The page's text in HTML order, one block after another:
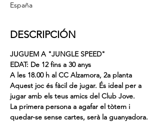
España
DESCRIPCIÓN
JUGUEM A "JUNGLE SPEED"
EDAT: De 12 fins a 30 anys
A les 18.00 h al CC Alzamora, 2a planta
Aquest joc és fàcil de jugar. És ideal per a
jugar amb els teus amics del Club Jove.
La primera persona a agafar el tòtem i
quedar-se sense cartes, serà la guanyadora.